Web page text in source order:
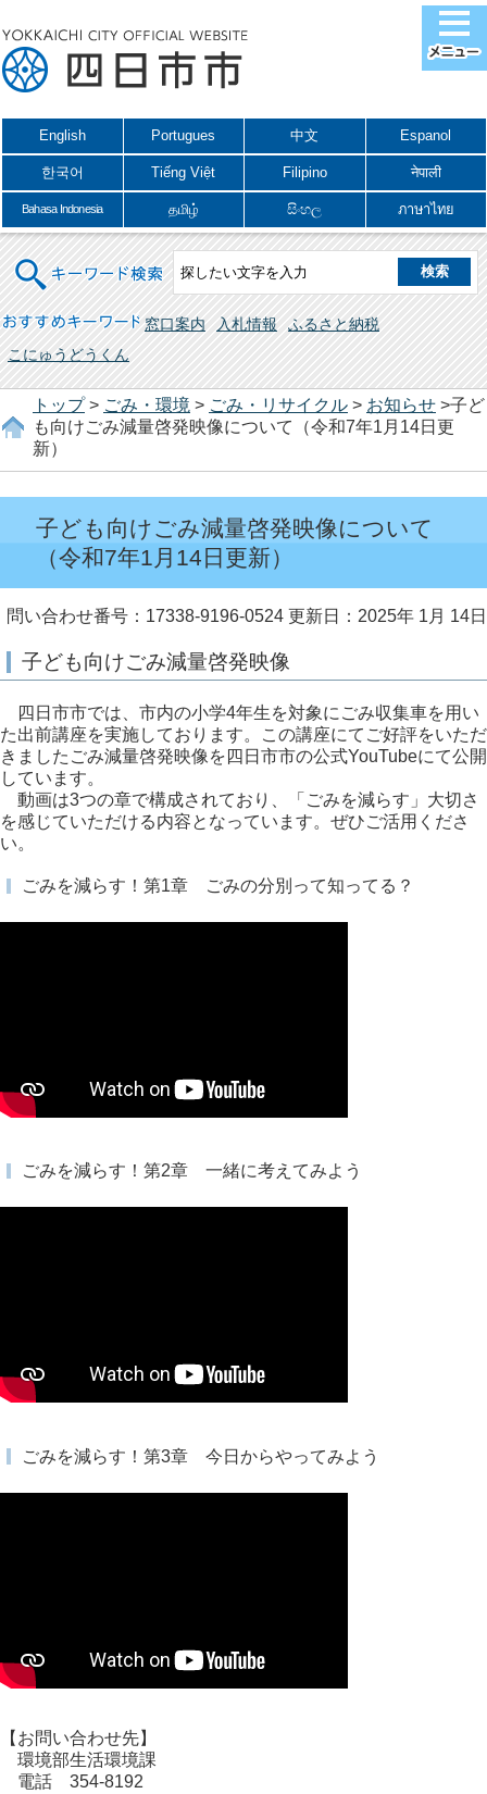
English Portugues 中文 Espanol
한국어 Tiếng Việt Filipino नेपाली
Bahasa Indonesia தமிழ் සිංහල ภาษาไทย
キーワード検索
おすすめキーワード 窓口案内 入札情報
ふるさと納税
こにゅうどうくん
トップ> ごみ・環境 > ごみ・リサイクル > お知らせ >子ど
も向けごみ減量啓発映像について（令和7年1月14日更
新）
子ども向けごみ減量啓発映像について
（令和7年1月14日更新）
問い合わせ番号：17338-9196-0524 更新日：2025年 1月 14日
子ども向けごみ減量啓発映像
四日市市では、市内の小学4年生を対象にごみ収集車を用い
た出前講座を実施しております。この講座にてご好評をいただ
きましたごみ減量啓発映像を四日市市の公式YouTubeにて公開
しています。
動画は3つの章で構成されており、「ごみを減らす」大切さ
を感じていただける内容となっています。ぜひご活用くださ
い。
ごみを減らす！第1章 ごみの分別って知ってる？
ごみを減らす！第2章 一緒に考えてみよう
ごみを減らす！第3章 今日からやってみよう
【お問い合わせ先】
環境部生活環境課
電話 354-8192